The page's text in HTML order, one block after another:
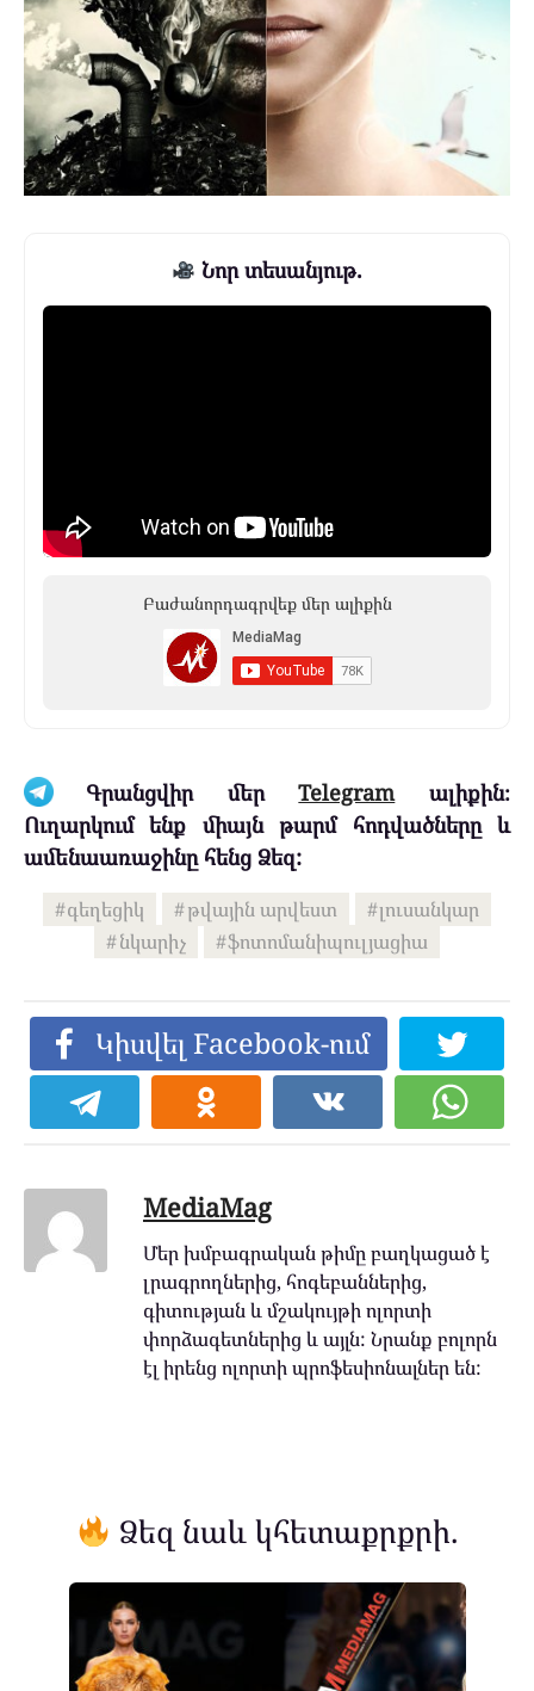
Նոր տեսանյութ.
Բաժանորդագրվեք մեր ալիքին
Գրանցվիր մերTelegramալիքին։
Ուղարկում ենք միայն թարմ հոդվածները և
ամենաառաջինը հենց Ձեզ:
գեղեցիկ թվային արվեստ
լուսանկար
նկարիչ
ֆոտոմանիպուլյացիա
Կիսվել Facebook-ում
MediaMag
Մեր խմբագրական թիմը բաղկացած է
լրագրողներից, հոգեբաններից,
գիտության և մշակույթի ոլորտի
փորձագետներից և այլն: Նրանք բոլորն
էլ իրենց ոլորտի պրոֆեսիոնալներ են:
Ձեզ նաև կհետաքրքրի.